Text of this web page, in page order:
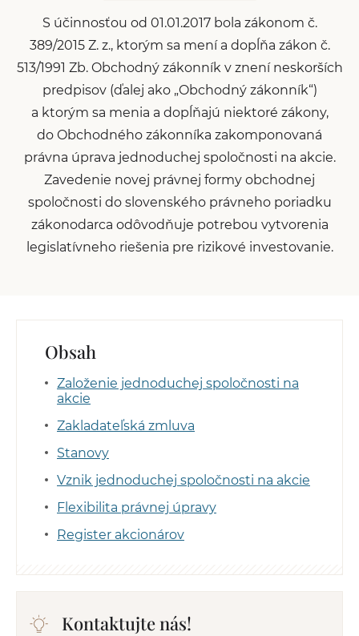
S účinnosťou od 01.01.2017 bola zákonom č.
389/2015 Z. z., ktorým sa mení a dopĺňa zákon č.
513/1991 Zb. Obchodný zákonník v znení neskorších
predpisov (ďalej ako „Obchodný zákonník“)
a ktorým sa menia a dopĺňajú niektoré zákony,
do Obchodného zákonníka zakomponovaná
právna úprava jednoduchej spoločnosti na akcie.
Zavedenie novej právnej formy obchodnej
spoločnosti do slovenského právneho poriadku
zákonodarca odôvodňuje potrebou vytvorenia
legislatívneho riešenia pre rizikové investovanie.
Obsah
Založenie jednoduchej spoločnosti na
akcie
Zakladateľská zmluva
Stanovy
Vznik jednoduchej spoločnosti na akcie
Flexibilita právnej úpravy
Register akcionárov
Kontaktujte nás!